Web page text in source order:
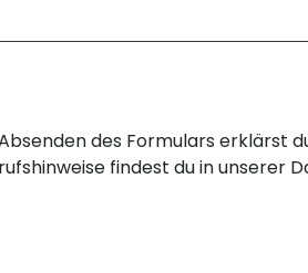
des Formulars erklärst
findest du in unserer